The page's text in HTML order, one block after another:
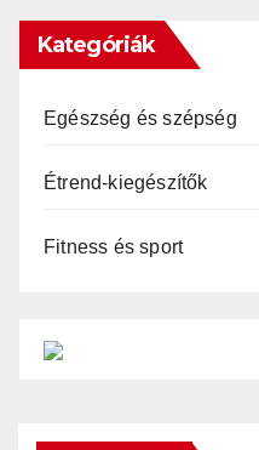
Kategóriák
Egészség és szépség
Étrend-kiegészítők
Fitness és sport